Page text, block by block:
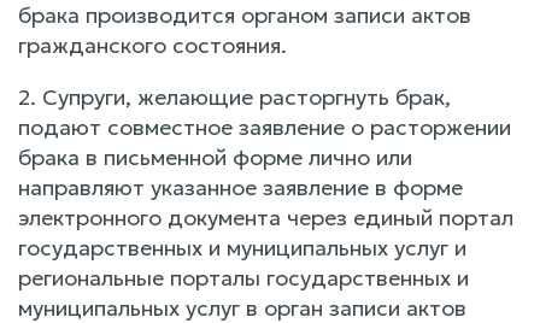
брака производится органом записи актов
гражданского состояния.
2. Супруги, желающие расторгнуть брак,
подают совместное заявление о расторжении
брака в письменной форме лично или
направляют указанное заявление в форме
электронного документа через единый портал
государственных и муниципальных услуг и
региональные порталы государственных и
муниципальных услуг в орган записи актов